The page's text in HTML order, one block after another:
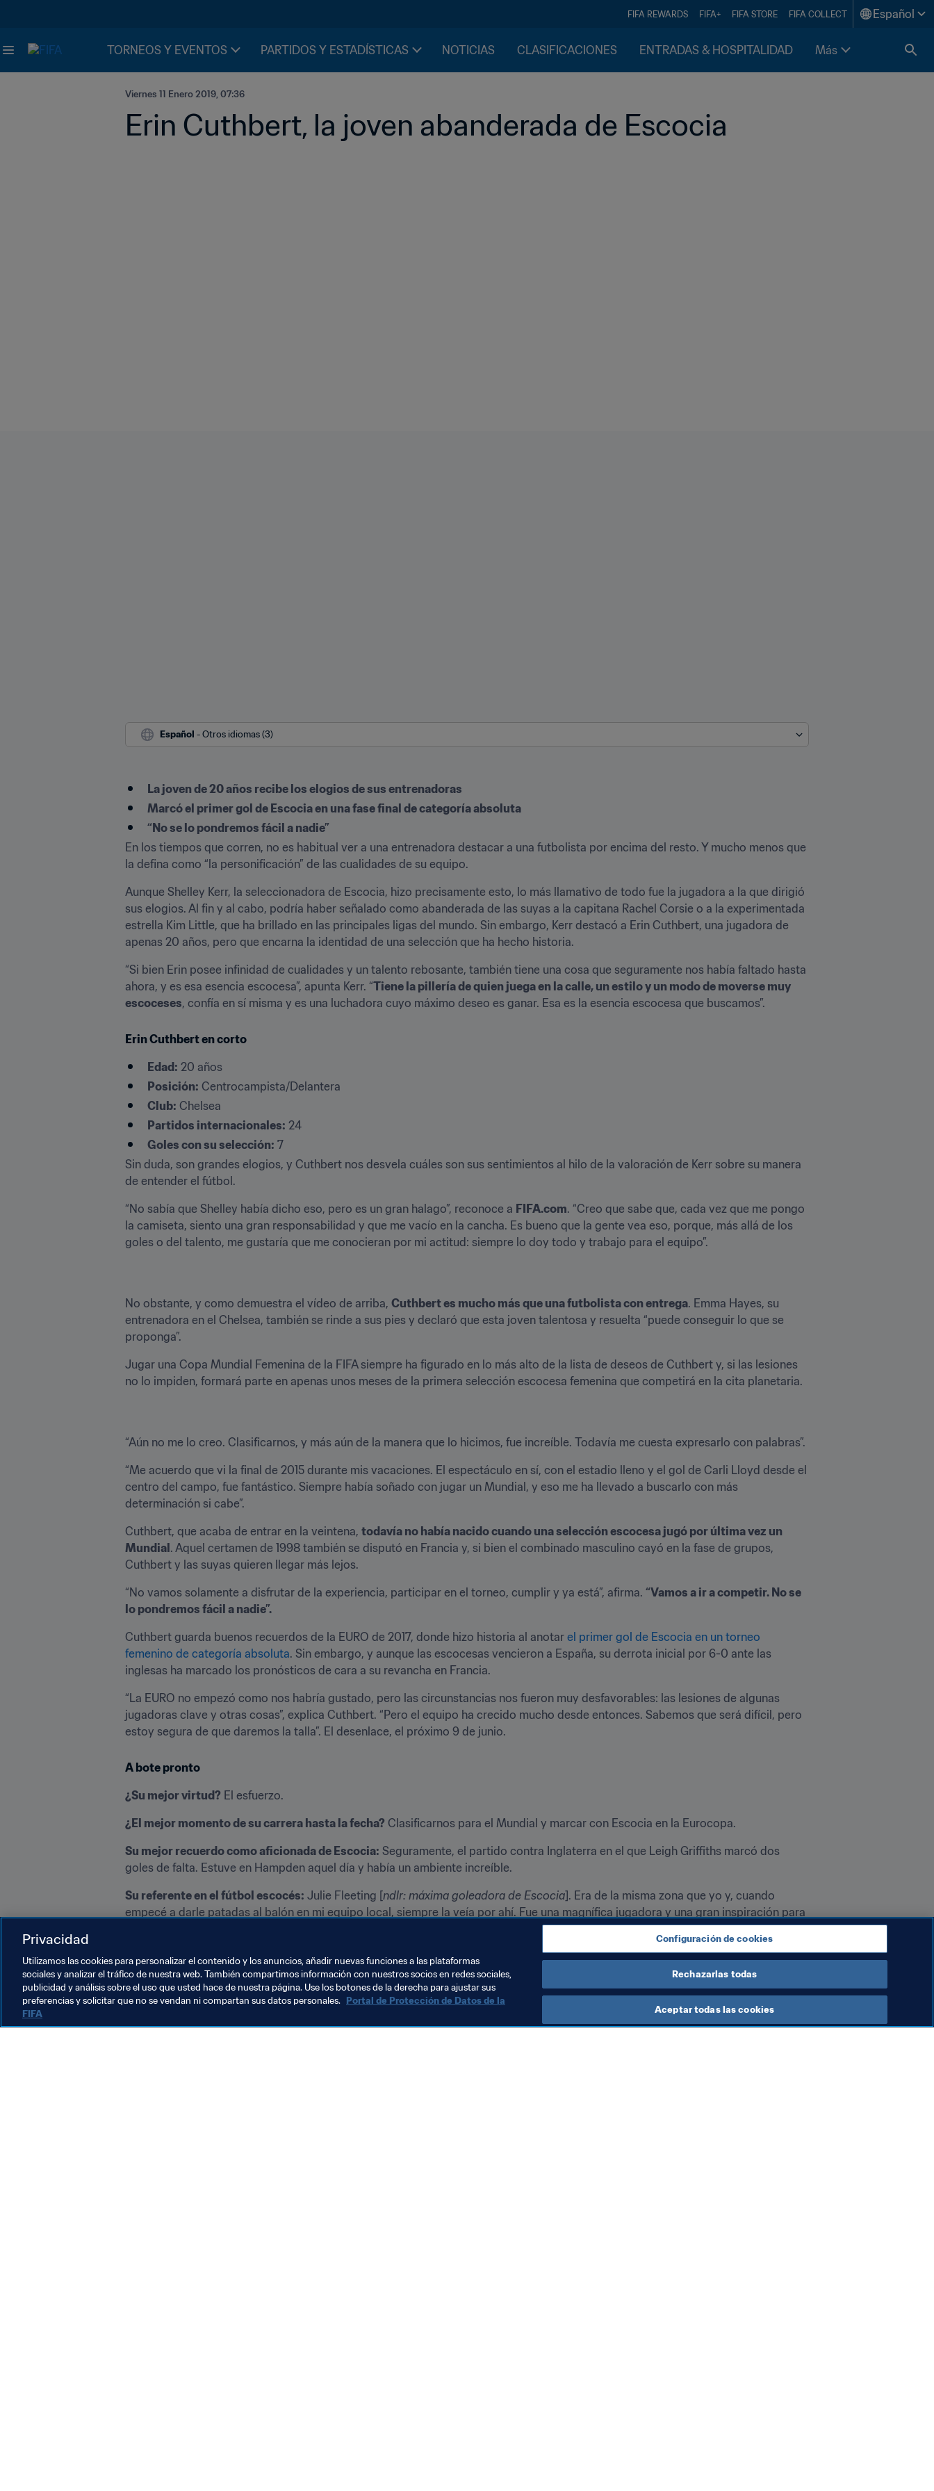
FIFA REWARDS FIFA+ FIFA STORE FIFA COLLECT Español
TORNEOS Y EVENTOS PARTIDOS Y ESTADÍSTICAS NOTICIAS CLASIFICACIONES ENTRADAS & HOSPITALIDAD Más
Viernes 11 Enero 2019, 07:36
Erin Cuthbert, la joven abanderada de Escocia
Español - Otros idiomas (3)
La joven de 20 años recibe los elogios de sus entrenadoras
Marcó el primer gol de Escocia en una fase final de categoría absoluta
“No se lo pondremos fácil a nadie”
En los tiempos que corren, no es habitual ver a una entrenadora destacar a una futbolista por encima del resto. Y mucho menos que
la defina como “la personificación” de las cualidades de su equipo.
Aunque Shelley Kerr, la seleccionadora de Escocia, hizo precisamente esto, lo más llamativo de todo fue la jugadora a la que dirigió
sus elogios. Al fin y al cabo, podría haber señalado como abanderada de las suyas a la capitana Rachel Corsie o a la experimentada
estrella Kim Little, que ha brillado en las principales ligas del mundo. Sin embargo, Kerr destacó a Erin Cuthbert, una jugadora de
apenas 20 años, pero que encarna la identidad de una selección que ha hecho historia.
“Si bien Erin posee infinidad de cualidades y un talento rebosante, también tiene una cosa que seguramente nos había faltado hasta
ahora, y es esa esencia escocesa”, apunta Kerr. “Tiene la pillería de quien juega en la calle, un estilo y un modo de moverse muy
escoceses, confía en sí misma y es una luchadora cuyo máximo deseo es ganar. Esa es la esencia escocesa que buscamos”.
Erin Cuthbert en corto
Edad: 20 años
Posición: Centrocampista/Delantera
Club: Chelsea
Partidos internacionales: 24
Goles con su selección: 7
Sin duda, son grandes elogios, y Cuthbert nos desvela cuáles son sus sentimientos al hilo de la valoración de Kerr sobre su manera
de entender el fútbol.
“No sabía que Shelley había dicho eso, pero es un gran halago”, reconoce a FIFA.com. “Creo que sabe que, cada vez que me pongo
la camiseta, siento una gran responsabilidad y que me vacío en la cancha. Es bueno que la gente vea eso, porque, más allá de los
goles o del talento, me gustaría que me conocieran por mi actitud: siempre lo doy todo y trabajo para el equipo”.
No obstante, y como demuestra el vídeo de arriba, Cuthbert es mucho más que una futbolista con entrega. Emma Hayes, su
entrenadora en el Chelsea, también se rinde a sus pies y declaró que esta joven talentosa y resuelta “puede conseguir lo que se
proponga”.
Jugar una Copa Mundial Femenina de la FIFA siempre ha figurado en lo más alto de la lista de deseos de Cuthbert y, si las lesiones
no lo impiden, formará parte en apenas unos meses de la primera selección escocesa femenina que competirá en la cita planetaria.
“Aún no me lo creo. Clasificarnos, y más aún de la manera que lo hicimos, fue increíble. Todavía me cuesta expresarlo con palabras”.
“Me acuerdo que vi la final de 2015 durante mis vacaciones. El espectáculo en sí, con el estadio lleno y el gol de Carli Lloyd desde el
centro del campo, fue fantástico. Siempre había soñado con jugar un Mundial, y eso me ha llevado a buscarlo con más
determinación si cabe”.
Cuthbert, que acaba de entrar en la veintena, todavía no había nacido cuando una selección escocesa jugó por última vez un
Mundial. Aquel certamen de 1998 también se disputó en Francia y, si bien el combinado masculino cayó en la fase de grupos,
Cuthbert y las suyas quieren llegar más lejos.
“No vamos solamente a disfrutar de la experiencia, participar en el torneo, cumplir y ya está”, afirma. “Vamos a ir a competir. No se
lo pondremos fácil a nadie”.
Cuthbert guarda buenos recuerdos de la EURO de 2017, donde hizo historia al anotar el primer gol de Escocia en un torneo
femenino de categoría absoluta. Sin embargo, y aunque las escocesas vencieron a España, su derrota inicial por 6-0 ante las
inglesas ha marcado los pronósticos de cara a su revancha en Francia.
“La EURO no empezó como nos habría gustado, pero las circunstancias nos fueron muy desfavorables: las lesiones de algunas
jugadoras clave y otras cosas”, explica Cuthbert. “Pero el equipo ha crecido mucho desde entonces. Sabemos que será difícil, pero
estoy segura de que daremos la talla”. El desenlace, el próximo 9 de junio.
A bote pronto
¿Su mejor virtud? El esfuerzo.
¿El mejor momento de su carrera hasta la fecha? Clasificarnos para el Mundial y marcar con Escocia en la Eurocopa.
Su mejor recuerdo como aficionada de Escocia: Seguramente, el partido contra Inglaterra en el que Leigh Griffiths marcó dos
goles de falta. Estuve en Hampden aquel día y había un ambiente increíble.
Su referente en el fútbol escocés: Julie Fleeting [ndlr: máxima goleadora de Escocia]. Era de la misma zona que yo y, cuando
empecé a darle patadas al balón en mi equipo local, siempre la veía por ahí. Fue una magnífica jugadora y una gran inspiración para
¿Qué es lo mejor de ser futbolista? Que haces lo que te gusta cada día.
Privacidad
Utilizamos las cookies para personalizar el contenido y los anuncios, añadir nuevas funciones a las plataformas
sociales y analizar el tráfico de nuestra web. También compartimos información con nuestros socios en redes sociales,
publicidad y análisis sobre el uso que usted hace de nuestra página. Use los botones de la derecha para ajustar sus
preferencias y solicitar que no se vendan ni compartan sus datos personales. Portal de Protección de Datos de la
FIFA
Configuración de cookies
Rechazarlas todas
Aceptar todas las cookies